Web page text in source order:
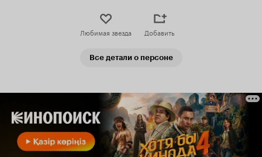
Любимая звезда Добавить
Все детали о персоне